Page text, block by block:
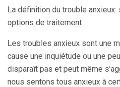
La définition du trouble
options de traitement
Les troubles anxieux sont une
cause une inquiétude ou une
disparaît pas et peut même
nous sentons tous anxieux à